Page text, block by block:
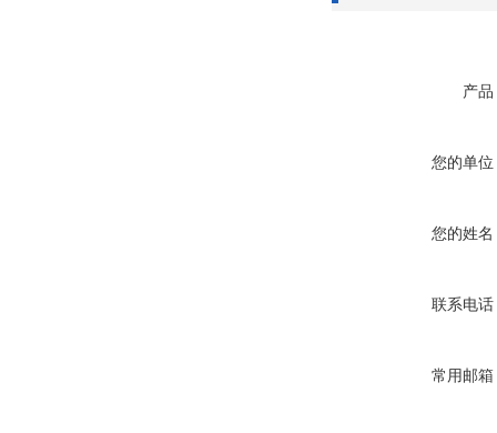
产品
您的单位
您的姓名
联系电话
常用邮箱